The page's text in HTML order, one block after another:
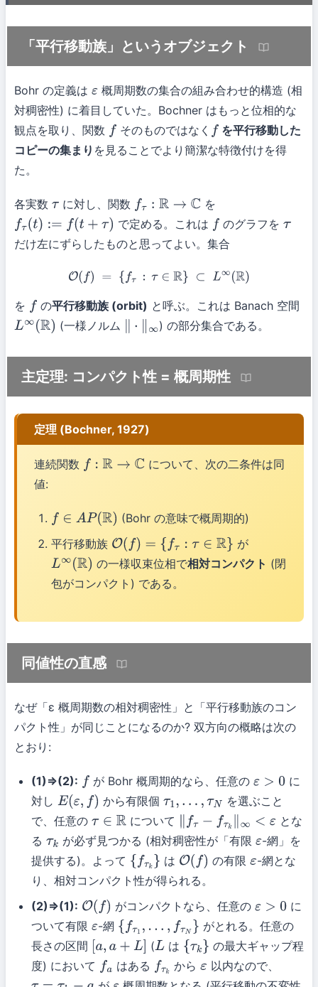
「平行移動族」というオブジェクト
Bohr の定義は ε 概周期数の集合の組み合わせ的構造 (相
対稠密性) に着目していた。Bochner はもっと位相的な
観点を取り、関数 f そのものではなく f を平行移動した
コピーの集まり を見ることでより簡潔な特徴付けを得
た。
各実数 τ に対し、関数 fτ: R →C
を
fτ(t):= f(t+τ) で定める。これは f のグラフをτ
だけ左にずらしたものと思ってよい。集合
O (f )={ τ τ∈ R} ⊂L∞ (R
を f の平行移動族 (orbit) と呼ぶ。これは Banach 空間
L∞( R) (一様ノルム ∥ ∞ ) の部分集合である。
主定理: コンパクト性 = 概周期性
定理 (Bochner, 1927)
連続関数 f: R→C
について、次の二条件は同
値:
f∈A P(R)
(Bohr の意味で概周期的)
平行移動族 O(f)= fτ: τ∈R
が
L∞( R) の一様収束位相で相対コンパクト (閉
包がコンパクト) である。
同値性の直感
なぜ「ε 概周期数の相対稠密性」と「平行移動族のコン
パクト性」が同じことになるのか? 双方向の概略は次の
とおり:
(1)⇒(2): f が Bohr 概周期的なら、任意の ε>0
に
対し E(ε,f) から有限個τ1,… τ N
を選ぶこと
で、任意の τ∈R について ∥ fτ− fτ k∥∞ <ε
とな
る τk が必ず見つかる (相対稠密性が「有限 ε-網」を
提供する)。よって {fτk} は O(f) の有限ε-網とな
り、相対コンパクト性が得られる。
(2)⇒(1): O(f) がコンパクトなら、任意の ε>0
に
ついて有限 ε-網 {fτ1, … , fτN }
がとれる。任意の
長さの区間 a,a+ L] (L は {τk}
の最大ギャップ程
度) において fa はある fτk からε 以内なので、